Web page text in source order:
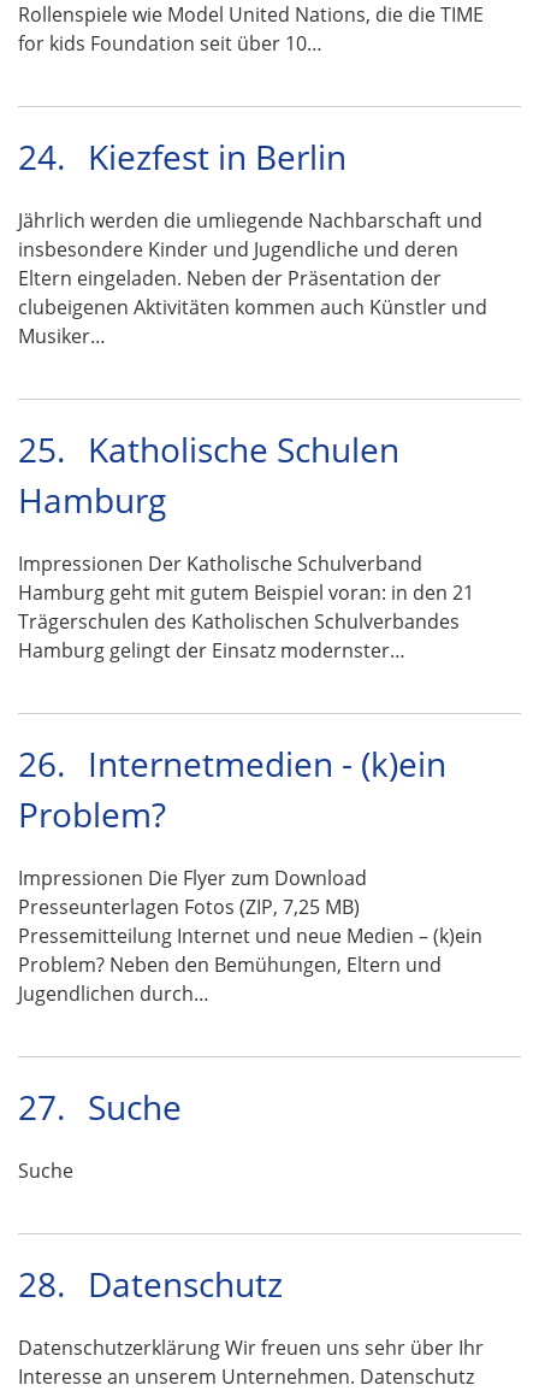
Rollenspiele wie Model United Nations, die die TIME
for kids Foundation seit über 10…
24. Kiezfest in Berlin
Jährlich werden die umliegende Nachbarschaft und
insbesondere Kinder und Jugendliche und deren
Eltern eingeladen. Neben der Präsentation der
clubeigenen Aktivitäten kommen auch Künstler und
Musiker…
25. Katholische Schulen
Hamburg
Impressionen Der Katholische Schulverband
Hamburg geht mit gutem Beispiel voran: in den 21
Trägerschulen des Katholischen Schulverbandes
Hamburg gelingt der Einsatz modernster…
26. Internetmedien - (k)ein
Problem?
Impressionen Die Flyer zum Download
Presseunterlagen Fotos (ZIP, 7,25 MB)
Pressemitteilung Internet und neue Medien – (k)ein
Problem? Neben den Bemühungen, Eltern und
Jugendlichen durch…
27. Suche
Suche
28. Datenschutz
Datenschutzerklärung Wir freuen uns sehr über Ihr
Interesse an unserem Unternehmen. Datenschutz